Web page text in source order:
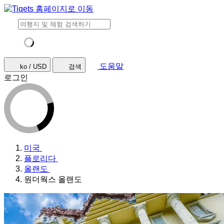
ko / USD 검색
도움말
로그인
미국
플로리다
올랜도
원더웍스 올랜도